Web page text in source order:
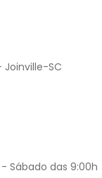
Joinville-SC
- Sábado das 9:00h